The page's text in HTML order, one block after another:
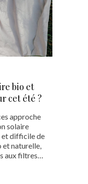
bio et
cet été ?
approche
solaire
et difficile de
naturelle,
aux filtres…